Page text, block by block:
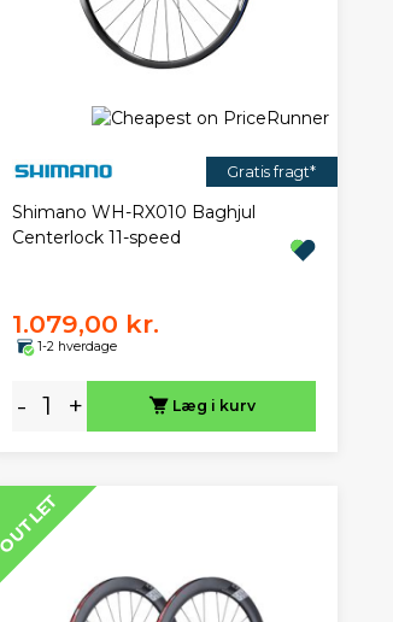
Gratis fragt*
Shimano WH-RX010 Baghjul
Centerlock 11-speed
1.079,00 kr.
1-2 hverdage
- + Læg i kurv
OUTLET